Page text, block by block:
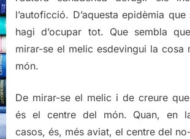
l’autoficció. D’aquesta epidèmia
hagi d’ocupar tot. Que sembla
mirar-se el melic esdevingui la cosa
món.
De mirar-se el melic i de creure
és el centre del món. Quan, en
casos, és, més aviat, el centre del